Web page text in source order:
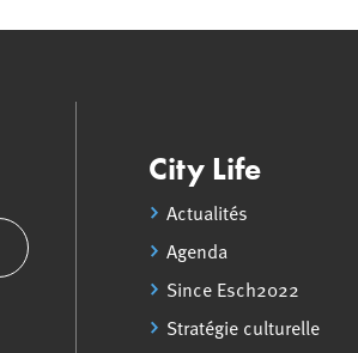
City Life
Actualités
Agenda
Since Esch2022
Stratégie culturelle